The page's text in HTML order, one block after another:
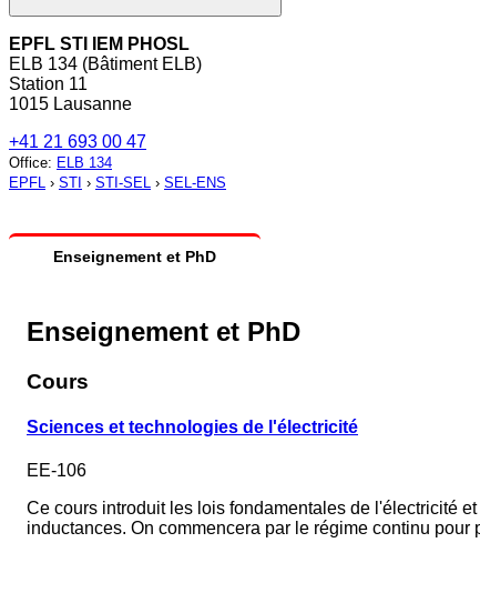
EPFL STI IEM PHOSL
ELB 134 (Bâtiment ELB)
Station 11
1015 Lausanne
+41 21 693 00 47
Office: ELB 134
EPFL › STI › STI-SEL › SEL-ENS
Enseignement et PhD
Enseignement et PhD
Cours
Sciences et technologies de l'électricité
EE-106
Ce cours introduit les lois fondamentales de l'électricité
inductances. On commencera par le régime continu